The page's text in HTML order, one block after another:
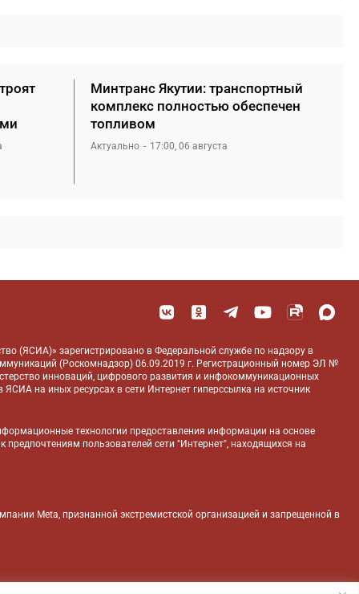
Минтранс Якутии: транспортный
комплекс полностью обеспечен
топливом
Актуально 17:00, 06 августа
(ЯСИА)» зарегистрировано в Федеральной службе по надзору в
(Роскомнадзор) 06.09.2019 г. Регистрационный номер ЭЛ №
инноваций, цифрового развития и инфокоммуникационных
на иных ресурсах в сети Интернет гиперссылка на источник
технологии предоставления информации на основе
предпочтениям пользователей сети "Интернет", находящихся на
Meta, признанной экстремистской организацией и запрещенной в